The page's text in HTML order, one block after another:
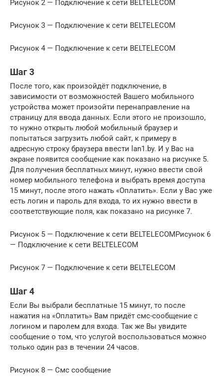
Рисунок 2 — Подключение к сети BELTELECOM
Рисунок 3 — Подключение к сети BELTELECOM
Рисунок 4 — Подключение к сети BELTELECOM
Шаг 3
После того, как произойдёт подключение, в
зависимости от возможностей Вашего мобильного
устройства может произойти перенаправление на
страницу для ввода данных. Если этого не произошло,
то нужно открыть любой мобильный браузер и
попытаться загрузить любой сайт, к примеру в
адресную строку браузера ввести lan1.by. И у Вас на
экране появится сообщение как показано на рисунке 5.
Для получения бесплатных минут, нужно ввести свой
номер мобильного телефона и выбрать время доступа
15 минут, после этого нажать «Оплатить». Если у Вас уже
есть логин и пароль для входа, то их нужно ввести в
соответствующие поля, как показано на рисунке 7.
Рисунок 5 — Подключение к сети BELTELECOMРисунок 6
— Подключение к сети BELTELECOM
Рисунок 7 — Подключение к сети BELTELECOM
Шаг 4
Если Вы выбрали бесплатные 15 минут, то после
нажатия на «Оплатить» Вам придёт смс-сообщение с
логином и паролем для входа. Так же Вы увидите
сообщение о том, что услугой воспользоваться можно
только один раз в течении 24 часов.
Рисунок 8 — Смс сообщение